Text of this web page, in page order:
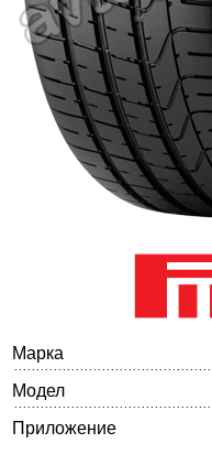
Баланс на
Марка
Модел
Приложение